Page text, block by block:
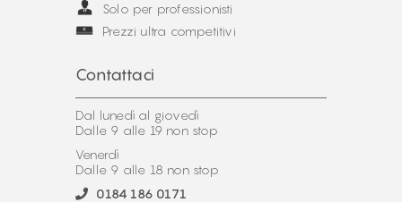
Solo per professionisti
Prezzi ultra competitivi
Contattaci
Dal lunedì al giovedì
Dalle 9 alle 19 non stop
Venerdì
Dalle 9 alle 18 non stop
0184 186 0171